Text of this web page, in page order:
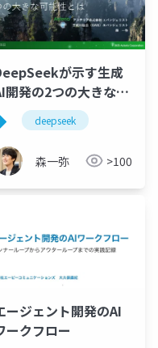
が示す生成
開発の2つの大きな可
性とはdeepseek
森一弥 >100
ージェント開発のAI
ークフロー